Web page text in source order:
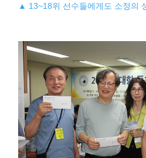
▲ 13~18위 선수들에게도 소정의